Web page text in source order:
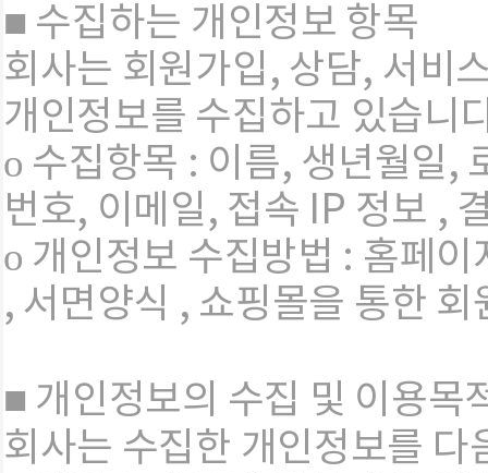
■ 수집하는 개인정보 항목
회사는 회원가입, 상담, 서비
개인정보를 수집하고 있습니
ο 수집항목 : 이름, 생년월일,
번호, 이메일, 접속 IP 정보 ,
ο 개인정보 수집방법 : 홈페
, 서면양식 , 쇼핑몰을 통한 회
■ 개인정보의 수집 및 이용목
회사는 수집한 개인정보를